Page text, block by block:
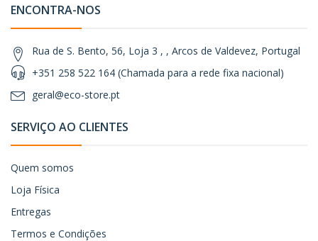
ENCONTRA-NOS
Rua de S. Bento, 56, Loja 3 , , Arcos de Valdevez, Portugal
+351 258 522 164 (Chamada para a rede fixa nacional)
geral@eco-store.pt
SERVIÇO AO CLIENTES
Quem somos
Loja Física
Entregas
Termos e Condições